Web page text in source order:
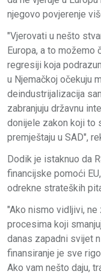
njegovo povjerenje
"Vjerovati u nešto
Europa, a to možemo
regresiji koja
u Njemačkoj očekuju
deindustrijalizacija
zabranjuju državnu
donijele zakon koji to
premještaju u SAD",
Dodik je istaknuo da
financijske pomoći
odrekne strateških
"Ako nismo vidljivi, ne
procesima koji
danas zapadni svijet
finansiranje je sve
Ako vam nešto daju,